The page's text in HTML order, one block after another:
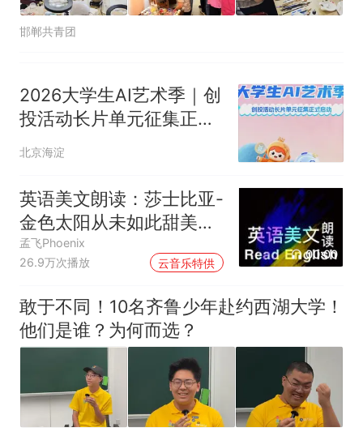
邯郸共青团
2026大学生AI艺术季｜创
投活动长片单元征集正式
启动
北京海淀
英语美文朗读：莎士比亚-
金色太阳从未如此甜美吻
过
孟飞Phoenix
26.9万次播放
云音乐特供
00:00
敢于不同！10名齐鲁少年赴约西湖大学！
他们是谁？为何而选？